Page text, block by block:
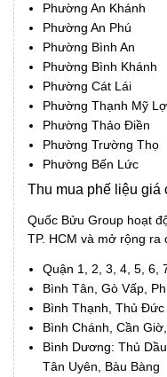
Phường An Khánh
Phường An Phú
Phường Bình An
Phường Bình Khánh
Phường Cát Lái
Phường Thạnh Mỹ
Phường Thảo Điền
Phường Trường Thọ
Phường Bến Lức
Thu mua phế liệu giá
Quốc Bửu Group hoạt
TP. HCM và mở rộng ra
Quận 1, 2, 3, 4, 5, 6,
Bình Tân, Gò Vấp,
Bình Thạnh, Thủ Đức
Bình Chánh, Cần
Bình Dương: Thủ
Tân Uyên, Bàu Bàng